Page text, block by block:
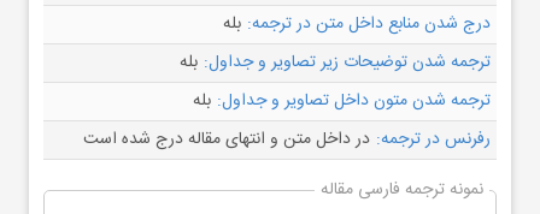
درج شدن منابع داخل متن در ترجمه: بله
ترجمه شدن توضیحات زیر تصاویر و جداول: بله
ترجمه شدن متون داخل تصاویر و جداول: بله
رفرنس در ترجمه: در داخل متن و انتهای مقاله درج شده است
نمونه ترجمه فارسی مقاله